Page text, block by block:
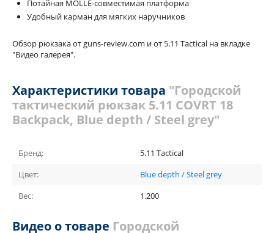
Потайная MOLLE-совместимая платформа
Удобный карман для мягких наручников
Обзор рюкзака от guns-review.com и от 5.11 Tactical на вкладке
"Видео галерея".
Характеристики товара "Городской
тактический рюкзак 5.11 COVRT 18
Backpack, Blue depth / Steel grey"
Бренд:
5.11 Tactical
Цвет:
Blue depth / Steel grey
Вес:
1.200
Видео о товаре Городской